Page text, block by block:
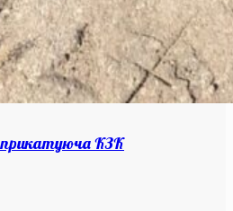
прикатуюча КЗК